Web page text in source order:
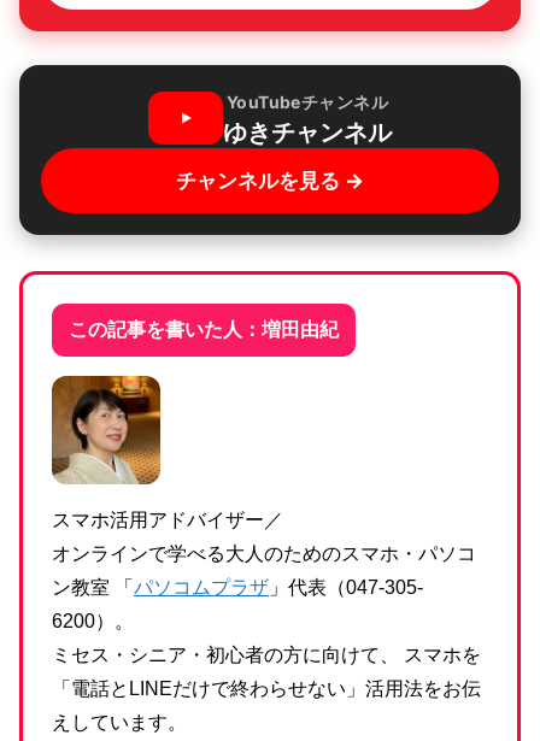
YouTubeチャンネル
ゆきチャンネル
チャンネルを見る →
この記事を書いた人：増田由紀
スマホ活用アドバイザー／
オンラインで学べる大人のためのスマホ・パソコ
ン教室 「 パソコムプラザ 」代表（047-305-
6200）。
ミセス・シニア・初心者の方に向けて、 スマホを
「電話とLINEだけで終わらせない」活用法をお伝
えしています。